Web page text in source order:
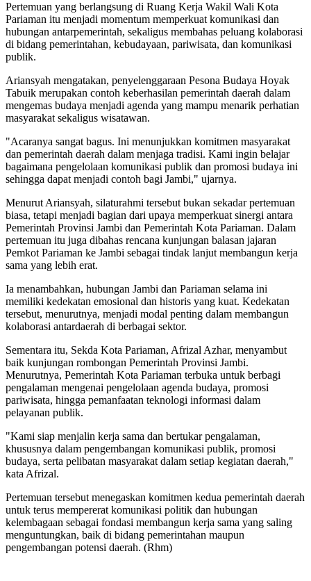
Pertemuan yang berlangsung di Ruang Kerja Wakil Wali Kota
Pariaman itu menjadi momentum memperkuat komunikasi dan
hubungan antarpemerintah, sekaligus membahas peluang kolaborasi
di bidang pemerintahan, kebudayaan, pariwisata, dan komunikasi
publik.
Ariansyah mengatakan, penyelenggaraan Pesona Budaya Hoyak
Tabuik merupakan contoh keberhasilan pemerintah daerah dalam
mengemas budaya menjadi agenda yang mampu menarik perhatian
masyarakat sekaligus wisatawan.
"Acaranya sangat bagus. Ini menunjukkan komitmen masyarakat
dan pemerintah daerah dalam menjaga tradisi. Kami ingin belajar
bagaimana pengelolaan komunikasi publik dan promosi budaya ini
sehingga dapat menjadi contoh bagi Jambi," ujarnya.
Menurut Ariansyah, silaturahmi tersebut bukan sekadar pertemuan
biasa, tetapi menjadi bagian dari upaya memperkuat sinergi antara
Pemerintah Provinsi Jambi dan Pemerintah Kota Pariaman. Dalam
pertemuan itu juga dibahas rencana kunjungan balasan jajaran
Pemkot Pariaman ke Jambi sebagai tindak lanjut membangun kerja
sama yang lebih erat.
Ia menambahkan, hubungan Jambi dan Pariaman selama ini
memiliki kedekatan emosional dan historis yang kuat. Kedekatan
tersebut, menurutnya, menjadi modal penting dalam membangun
kolaborasi antardaerah di berbagai sektor.
Sementara itu, Sekda Kota Pariaman, Afrizal Azhar, menyambut
baik kunjungan rombongan Pemerintah Provinsi Jambi.
Menurutnya, Pemerintah Kota Pariaman terbuka untuk berbagi
pengalaman mengenai pengelolaan agenda budaya, promosi
pariwisata, hingga pemanfaatan teknologi informasi dalam
pelayanan publik.
"Kami siap menjalin kerja sama dan bertukar pengalaman,
khususnya dalam pengembangan komunikasi publik, promosi
budaya, serta pelibatan masyarakat dalam setiap kegiatan daerah,"
kata Afrizal.
Pertemuan tersebut menegaskan komitmen kedua pemerintah daerah
untuk terus mempererat komunikasi politik dan hubungan
kelembagaan sebagai fondasi membangun kerja sama yang saling
menguntungkan, baik di bidang pemerintahan maupun
pengembangan potensi daerah. (Rhm)